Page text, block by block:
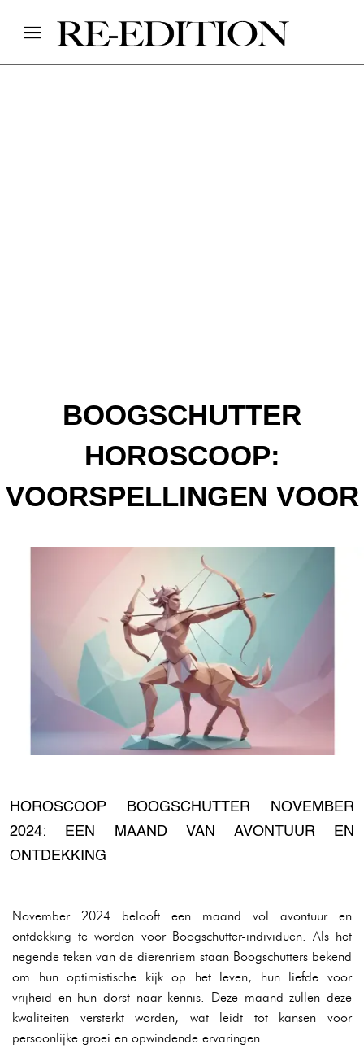
BOOGSCHUTTER
HOROSCOOP:
VOORSPELLINGEN VOOR
2024
HOROSCOOP BOOGSCHUTTER NOVEMBER
2024: EEN MAAND VAN AVONTUUR EN
ONTDEKKING
November 2024 belooft een maand vol avontuur en
ontdekking te worden voor Boogschutter-individuen. Als het
negende teken van de dierenriem staan Boogschutters bekend
om hun optimistische kijk op het leven, hun liefde voor
vrijheid en hun dorst naar kennis. Deze maand zullen deze
kwaliteiten versterkt worden, wat leidt tot kansen voor
persoonlijke groei en opwindende ervaringen.